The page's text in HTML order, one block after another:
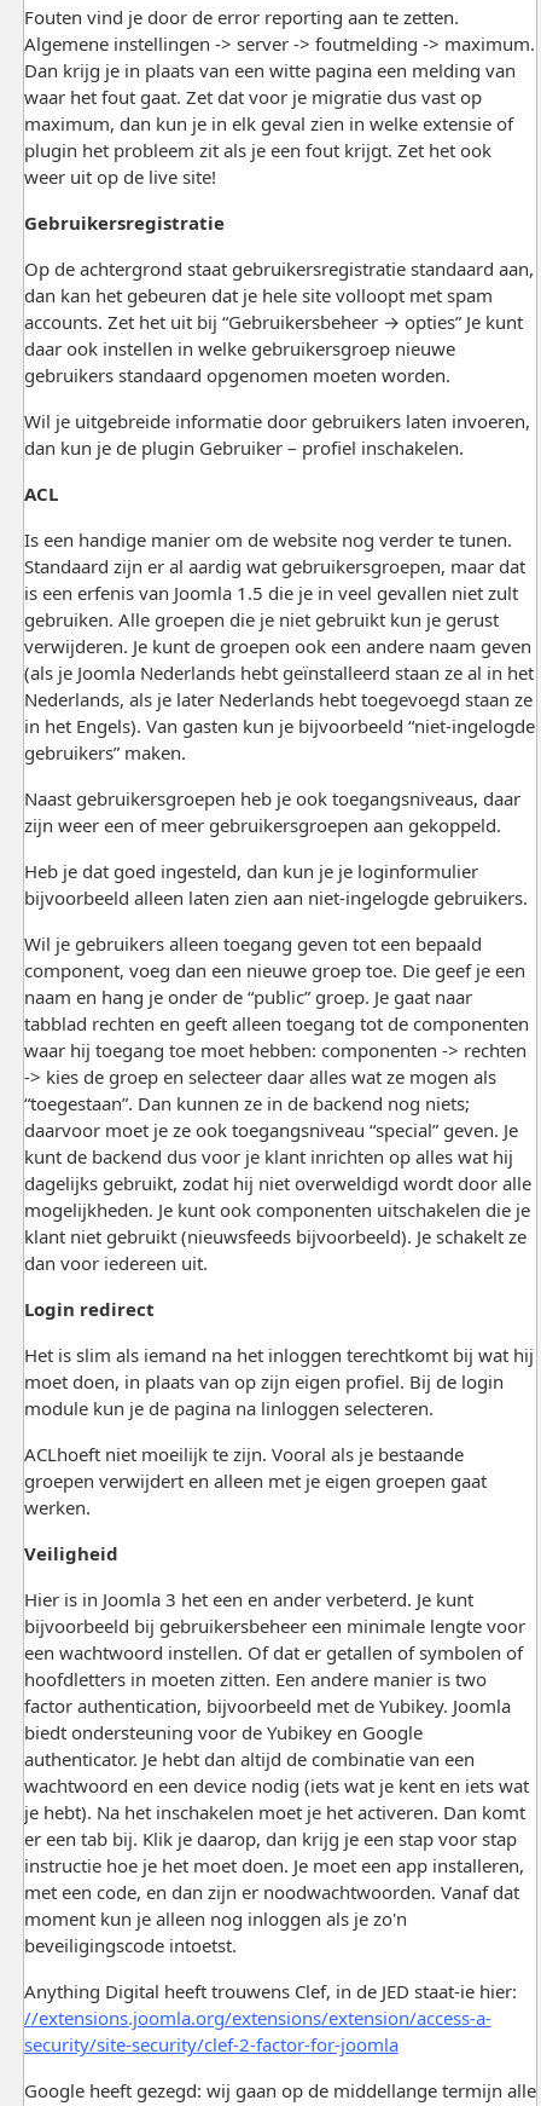
Fouten vind je door de error reporting aan te zetten.
Algemene instellingen -> server -> foutmelding -> maximum.
Dan krijg je in plaats van een witte pagina een melding van
waar het fout gaat. Zet dat voor je migratie dus vast op
maximum, dan kun je in elk geval zien in welke extensie of
plugin het probleem zit als je een fout krijgt. Zet het ook
weer uit op de live site!
Gebruikersregistratie
Op de achtergrond staat gebruikersregistratie standaard aan,
dan kan het gebeuren dat je hele site volloopt met spam
accounts. Zet het uit bij “Gebruikersbeheer → opties” Je kunt
daar ook instellen in welke gebruikersgroep nieuwe
gebruikers standaard opgenomen moeten worden.
Wil je uitgebreide informatie door gebruikers laten invoeren,
dan kun je de plugin Gebruiker – profiel inschakelen.
ACL
Is een handige manier om de website nog verder te tunen.
Standaard zijn er al aardig wat gebruikersgroepen, maar dat
is een erfenis van Joomla 1.5 die je in veel gevallen niet zult
gebruiken. Alle groepen die je niet gebruikt kun je gerust
verwijderen. Je kunt de groepen ook een andere naam geven
(als je Joomla Nederlands hebt geïnstalleerd staan ze al in het
Nederlands, als je later Nederlands hebt toegevoegd staan ze
in het Engels). Van gasten kun je bijvoorbeeld “niet-ingelogde
gebruikers” maken.
Naast gebruikersgroepen heb je ook toegangsniveaus, daar
zijn weer een of meer gebruikersgroepen aan gekoppeld.
Heb je dat goed ingesteld, dan kun je je loginformulier
bijvoorbeeld alleen laten zien aan niet-ingelogde gebruikers.
Wil je gebruikers alleen toegang geven tot een bepaald
component, voeg dan een nieuwe groep toe. Die geef je een
naam en hang je onder de “public” groep. Je gaat naar
tabblad rechten en geeft alleen toegang tot de componenten
waar hij toegang toe moet hebben: componenten -> rechten
-> kies de groep en selecteer daar alles wat ze mogen als
“toegestaan”. Dan kunnen ze in de backend nog niets;
daarvoor moet je ze ook toegangsniveau “special” geven. Je
kunt de backend dus voor je klant inrichten op alles wat hij
dagelijks gebruikt, zodat hij niet overweldigd wordt door alle
mogelijkheden. Je kunt ook componenten uitschakelen die je
klant niet gebruikt (nieuwsfeeds bijvoorbeeld). Je schakelt ze
dan voor iedereen uit.
Login redirect
Het is slim als iemand na het inloggen terechtkomt bij wat hij
moet doen, in plaats van op zijn eigen profiel. Bij de login
module kun je de pagina na linloggen selecteren.
ACLhoeft niet moeilijk te zijn. Vooral als je bestaande
groepen verwijdert en alleen met je eigen groepen gaat
werken.
Veiligheid
Hier is in Joomla 3 het een en ander verbeterd. Je kunt
bijvoorbeeld bij gebruikersbeheer een minimale lengte voor
een wachtwoord instellen. Of dat er getallen of symbolen of
hoofdletters in moeten zitten. Een andere manier is two
factor authentication, bijvoorbeeld met de Yubikey. Joomla
biedt ondersteuning voor de Yubikey en Google
authenticator. Je hebt dan altijd de combinatie van een
wachtwoord en een device nodig (iets wat je kent en iets wat
je hebt). Na het inschakelen moet je het activeren. Dan komt
er een tab bij. Klik je daarop, dan krijg je een stap voor stap
instructie hoe je het moet doen. Je moet een app installeren,
met een code, en dan zijn er noodwachtwoorden. Vanaf dat
moment kun je alleen nog inloggen als je zo'n
beveiligingscode intoetst.
Anything Digital heeft trouwens Clef, in de JED staat-ie hier:
//extensions.joomla.org/extensions/extension/access-a-
security/site-security/clef-2-factor-for-joomla
Google heeft gezegd: wij gaan op de middellange termijn alle